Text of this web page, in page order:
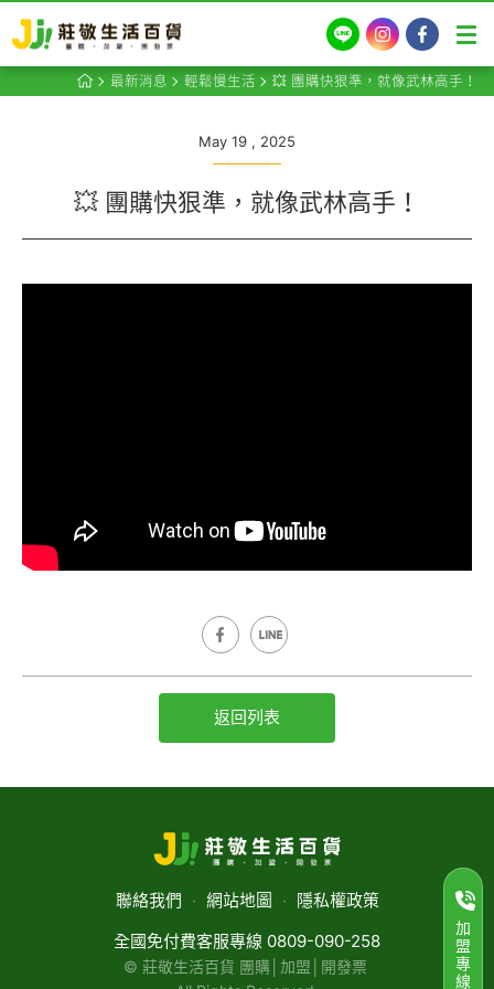
LINE InstagramFacebook
最新消息 輕鬆慢生活 💥 團購快狠準，就像武林高手！
May 19 , 2025
💥 團購快狠準，就像武林高手！
返回列表
聯絡我們 ‧ 網站地圖 ‧ 隱私權政策
全國免付費客服專線 0809-090-258
© 莊敬生活百貨 團購│加盟│開發票
加
盟
專
線